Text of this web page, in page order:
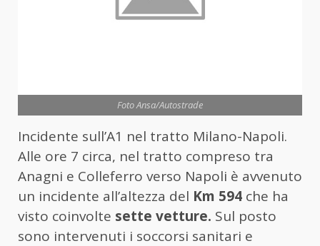
Foto Ansa/Autostrade
Incidente sull’A1 nel tratto Milano-Napoli.
Alle ore 7 circa, nel tratto compreso tra
Anagni e Colleferro verso Napoli è avvenuto
un incidente all’altezza del Km 594 che ha
visto coinvolte sette vetture. Sul posto
sono intervenuti i soccorsi sanitari e